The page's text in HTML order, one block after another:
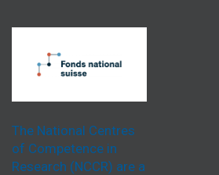
The National Centres
of Competence in
Research (NCCR) are a